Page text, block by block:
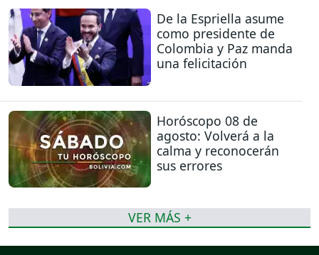
De la Espriella asume
como presidente de
Colombia y Paz manda
una felicitación
Horóscopo 08 de
agosto: Volverá a la
calma y reconocerán
sus errores
VER MÁS +